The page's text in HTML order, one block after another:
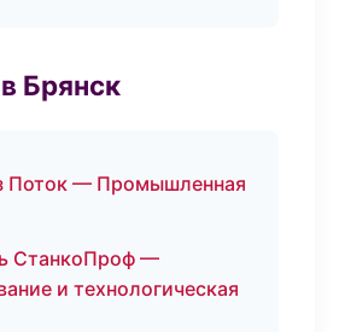
Брянск
Поток — Промышленная
СтанкоПроф —
и технологическая